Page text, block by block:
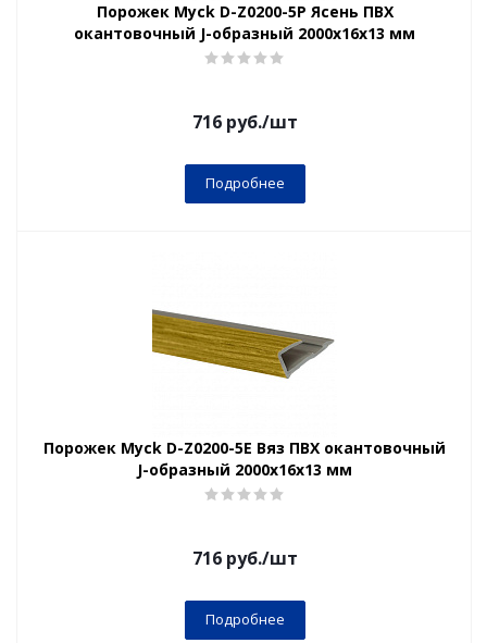
Порожек Myck D-Z0200-5Р Ясень ПВХ
окантовочный J-образный 2000х16х13 мм
716руб./шт
Подробнее
Порожек Myck D-Z0200-5Е Вяз ПВХ окантовочный
J-образный 2000х16х13 мм
716руб./шт
Подробнее